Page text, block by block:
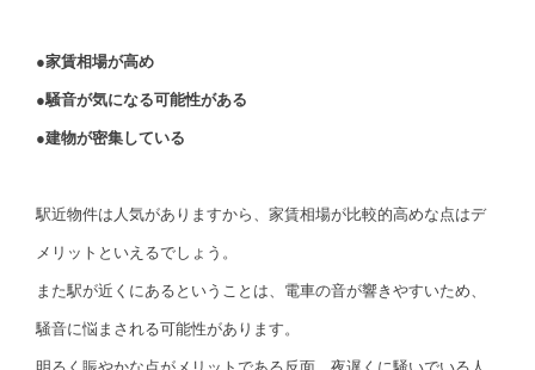
●家賃相場が高め
●騒音が気になる可能性がある
●建物が密集している
駅近物件は人気がありますから、家賃相場が比較的高めな点はデ
メリットといえるでしょう。
また駅が近くにあるということは、電車の音が響きやすいため、
騒音に悩まされる可能性があります。